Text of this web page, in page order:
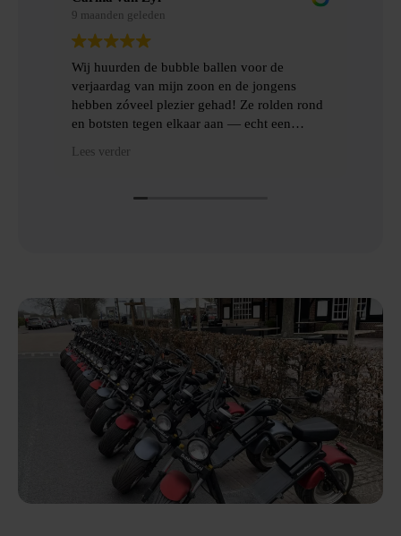
9 maanden geleden
Wij huurden de bubble ballen voor de
verjaardag van mijn zoon en de jongens
hebben zóveel plezier gehad! Ze rolden rond
en botsten tegen elkaar aan — echt een
Lees verder